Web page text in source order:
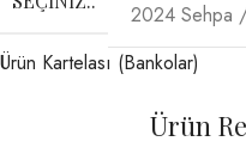
2024 Sehpa
Ürün Kartelası (Bankolar)
Ürün